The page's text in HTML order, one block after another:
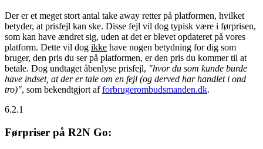
Der er et meget stort antal take away retter på platformen, hvilket
betyder, at prisfejl kan ske. Disse fejl vil dog typisk være i førprisen,
som kan have ændret sig, uden at det er blevet opdateret på vores
platform. Dette vil dog ikke have nogen betydning for dig som
bruger, den pris du ser på platformen, er den pris du kommer til at
betale. Dog undtaget åbenlyse prisfejl, "hvor du som kunde burde
have indset, at der er tale om en fejl (og derved har handlet i ond
tro)", som bekendtgjort afforbrugerombudsmanden.dk.
6.2.1
Førpriser på R2N Go: